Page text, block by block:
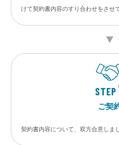
けて契約書内容のすり合わせをさせ
STEP
ご契
契約書内容について、双方合意しま